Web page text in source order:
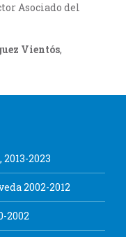
2023
2002-2012
2002
Asociado del
Vientós,